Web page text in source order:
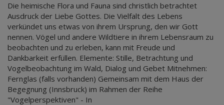
Die heimische Flora und Fauna sind christlich betrachtet
Ausdruck der Liebe Gottes. Die Vielfalt des Lebens
verkündet uns etwas von ihrem Ursprung, den wir Gott
nennen. Vögel und andere Wildtiere in ihrem Lebensraum zu
beobachten und zu erleben, kann mit Freude und
Dankbarkeit erfüllen. Elemente: Stille, Betrachtung und
Vogelbeobachtung im Wald, Dialog und Gebet Mitnehmen:
Fernglas (falls vorhanden) Gemeinsam mit dem Haus der
Begegnung (Innsbruck) im Rahmen der Reihe
"Vogelperspektiven" - In